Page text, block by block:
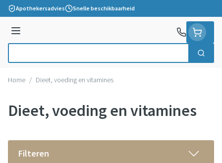
Ga naar de inhoud
Apothekersadvies Snelle beschikbaarheid
Menu
Zoek
Home / Dieet, voeding en vitamines
Dieet, voeding en vitamines
Filteren